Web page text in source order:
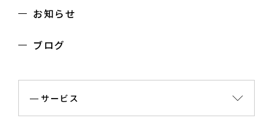
お知らせ
ブログ
サービス